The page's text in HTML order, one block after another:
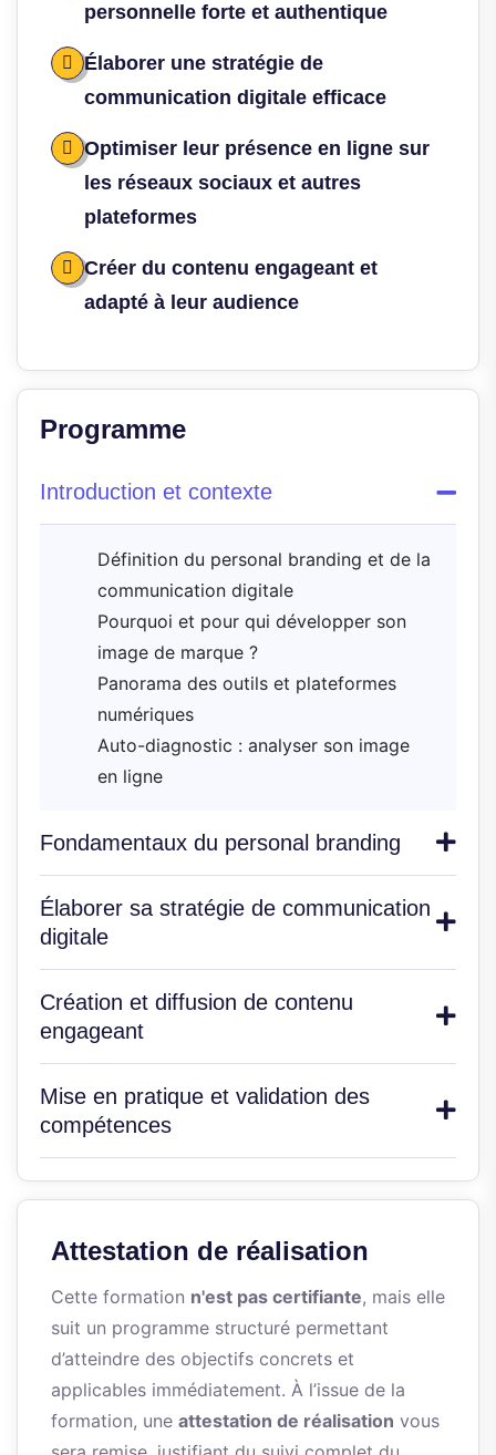
personnelle forte et authentique
Élaborer une stratégie de
communication digitale efficace
Optimiser leur présence en ligne sur
les réseaux sociaux et autres
plateformes
Créer du contenu engageant et
adapté à leur audience
Programme
Introduction et contexte
Définition du personal branding et de la
communication digitale
Pourquoi et pour qui développer son
image de marque ?
Panorama des outils et plateformes
numériques
Auto-diagnostic : analyser son image
en ligne
Fondamentaux du personal branding
Élaborer sa stratégie de communication
digitale
Création et diffusion de contenu
engageant
Mise en pratique et validation des
compétences
Attestation de réalisation
Cette formation n'est pas certifiante, mais elle
suit un programme structuré permettant
d’atteindre des objectifs concrets et
applicables immédiatement. À l’issue de la
formation, une attestation de réalisation vous